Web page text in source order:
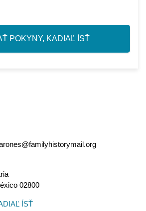
POKYNY, KADIAĽ ÍSŤ
02800
ÍSŤ